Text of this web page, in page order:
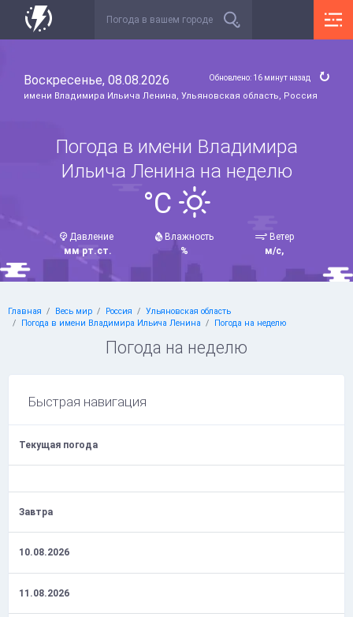
Воскресенье, 08.08.2026
имени Владимира Ильича Ленина, Ульяновская область, Россия
Обновлено: 16 минут назад
Погода в имени Владимира
Ильича Ленина на неделю
°C
Давление
мм рт.ст.
Влажность
%
Ветер
м/с,
Главная Весь мир Россия
Ульяновская область
Погода в имени Владимира Ильича Ленина
Погода на неделю
Погода на неделю
Быстрая навигация
Текущая погода
Завтра
10.08.2026
11.08.2026